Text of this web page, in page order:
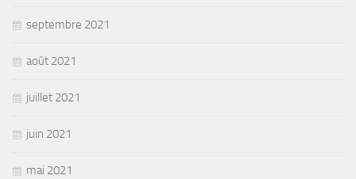
septembre 2021
août 2021
juillet 2021
juin 2021
mai 2021